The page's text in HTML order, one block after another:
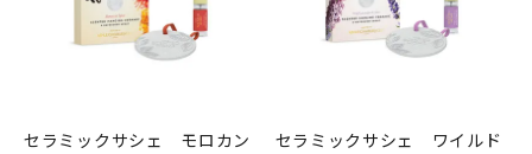
セラミックサシェ モロカン
セラミックサシェ ワイルド